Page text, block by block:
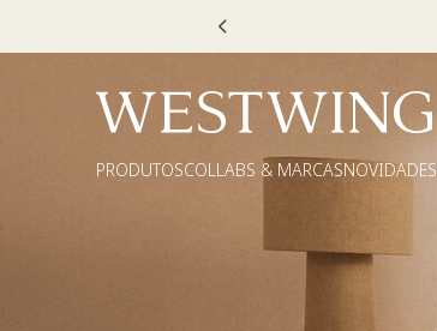
PRODUTOSCOLLABS & MARCASNOVIDADES